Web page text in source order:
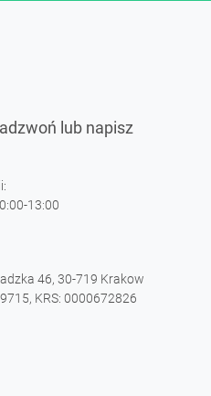
lub napisz
13:00
46, 30-719 Krakow
KRS: 0000672826